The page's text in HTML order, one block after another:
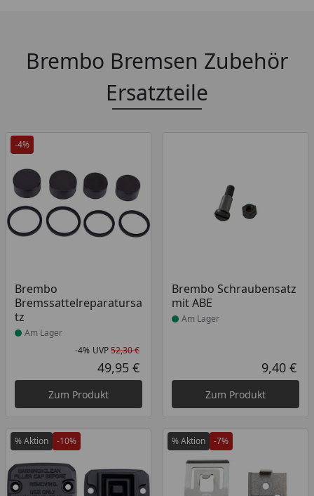
Brembo Bremsen Zubehör
Ersatzteile
-4%
Brembo
Bremssattelreparatursa
tz
Produkt am Lager
Am Lager
Rabatt in Prozent
-4%
Ursprünglicher Preis
UVP52,30 €
Aktueller Preis
49,95 €
Zum Produkt
Brembo Schraubensatz
mit ABE
Produkt am Lager
Am Lager
9,40 €
Zum Produkt
% Aktion -10% % Aktion -7%